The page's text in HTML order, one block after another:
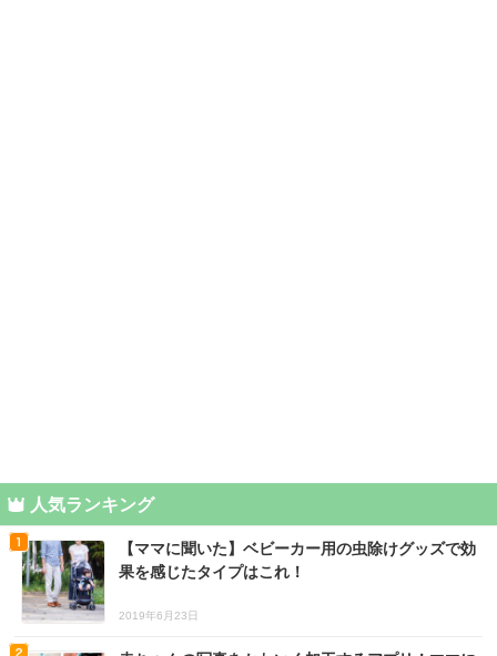
人気ランキング
【ママに聞いた】ベビーカー用の虫除けグッズで効
果を感じたタイプはこれ！
2019年6月23日